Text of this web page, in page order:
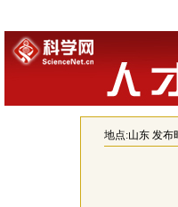
地点:山东发布